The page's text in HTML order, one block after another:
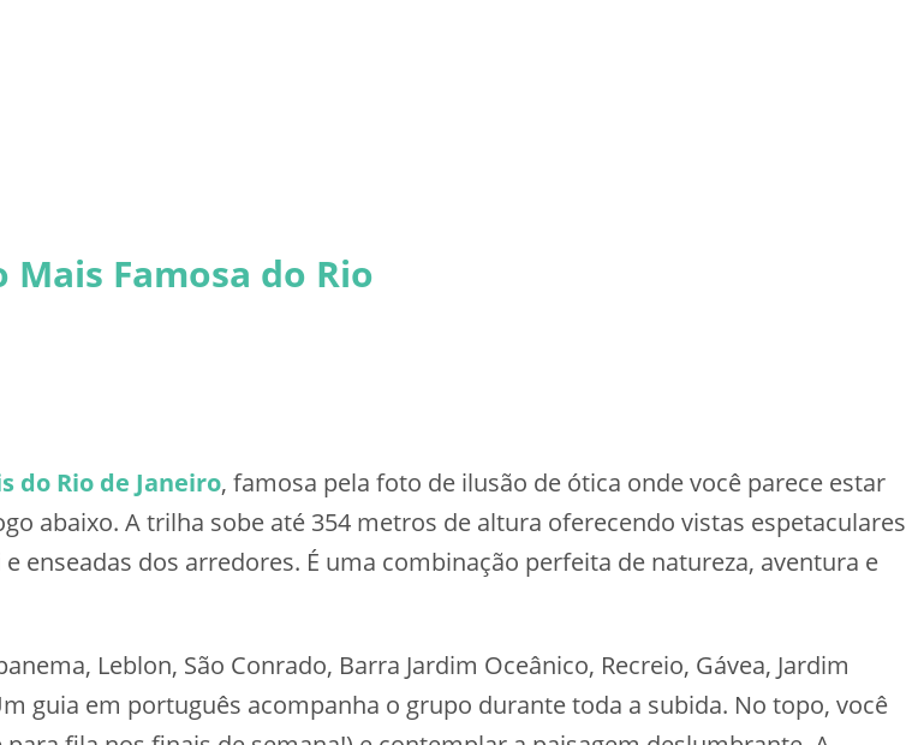
Famosa do Rio
do Rio de Janeiro, famosa pela foto de ilusão de ótica onde você parece estar
abaixo. A trilha sobe até 354 metros de altura oferecendo vistas espetaculares
enseadas dos arredores. É uma combinação perfeita de natureza, aventura e
Leblon, São Conrado, Barra Jardim Oceânico, Recreio, Gávea, Jardim
guia em português acompanha o grupo durante toda a subida. No topo, você